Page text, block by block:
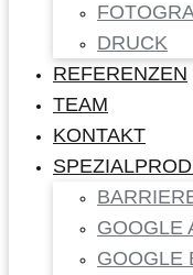
DRUCK
REFERENZEN
TEAM
KONTAKT
GOOGLE
GOOGLE